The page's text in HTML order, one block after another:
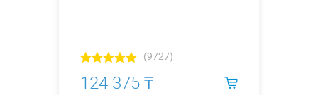
(9727)
124 375 ₸